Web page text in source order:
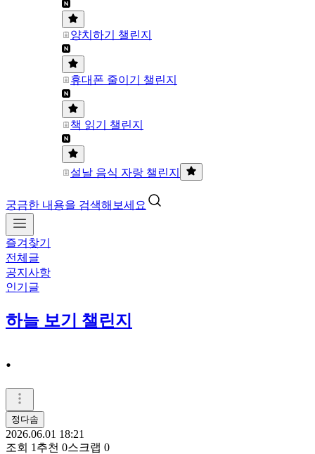
양치하기 챌린지
휴대폰 줄이기 챌린지
책 읽기 챌린지
설날 음식 자랑 챌린지
궁금한 내용을 검색해보세요
즐겨찾기
전체글
공지사항
인기글
하늘 보기 챌린지
.
정다솜
2026.06.01 18:21
조회 1 추천 0스크랩 0